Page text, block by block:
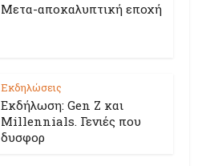
Μετα-αποκαλυπτική εποχή
Εκδηλώσεις
Εκδήλωση: Gen Z και
Millennials. Γενιές που
δυσφορ